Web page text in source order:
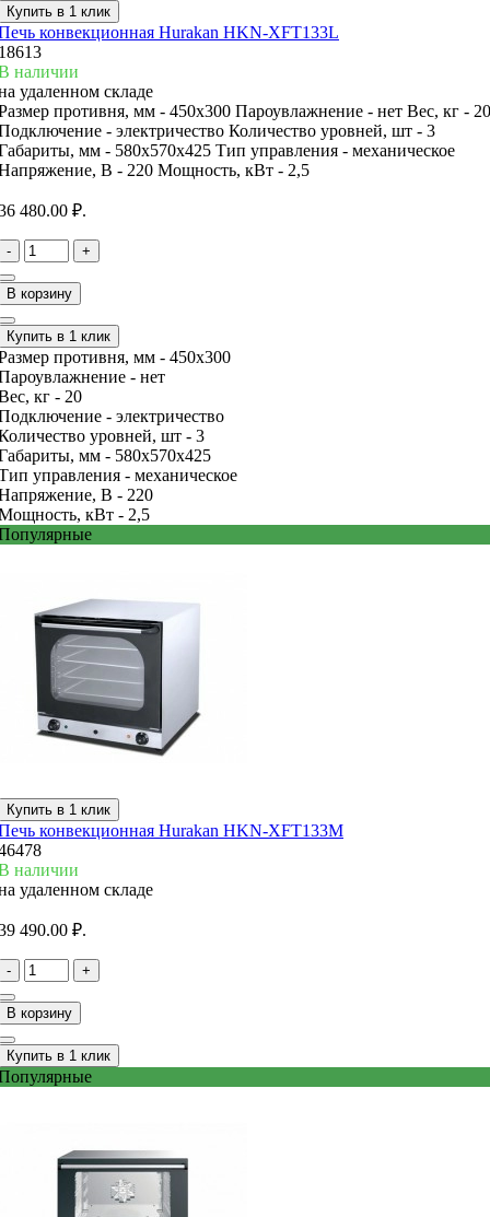
Купить в 1 клик
конвекционная Hurakan HKN-XFT133L
наличии
удаленном складе
противня, мм - 450х300 Пароувлажнение - нет Вес, кг - 20
- электричество Количество уровней, шт - 3
мм - 580x570x425 Тип управления - механическое
В - 220 Мощность, кВт - 2,5
480.00 ₽.
- +
В корзину
Купить в 1 клик
противня, мм - 450х300
- нет
кг - 20
- электричество
уровней, шт - 3
мм - 580x570x425
управления - механическое
В - 220
кВт - 2,5
Купить в 1 клик
конвекционная Hurakan HKN-XFT133M
наличии
удаленном складе
490.00 ₽.
- +
В корзину
Купить в 1 клик